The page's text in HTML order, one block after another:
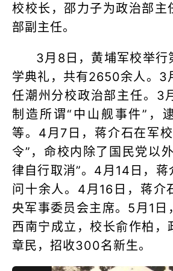
校校长，邵力子为政治部主
部副主任。
3月8日，黄埔军校举行
学典礼，共有2650余人。3
任潮州分校政治部主任。3
制造所谓“中山舰事件”，
等。4月7日，蒋介石在军
令”，命校内除了国民党以
律自行取消”。4月14日，蒋
问十余人。4月16日，蒋介
央军事委员会主席。5月1日
西南宁成立，校长俞作柏，
章民，招收300名新生。